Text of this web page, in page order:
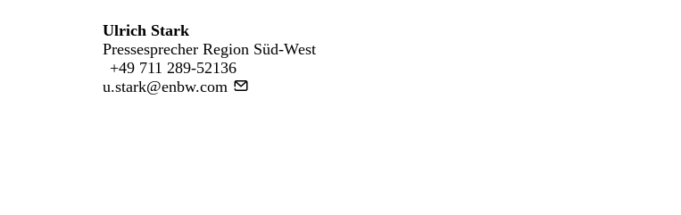
Ulrich Stark
Pressesprecher Region Süd-West
+49 711 289-52136
u.stark@enbw.com